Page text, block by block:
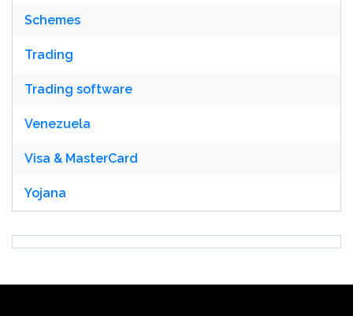
Schemes
Trading
Trading software
Venezuela
Visa & MasterCard
Yojana